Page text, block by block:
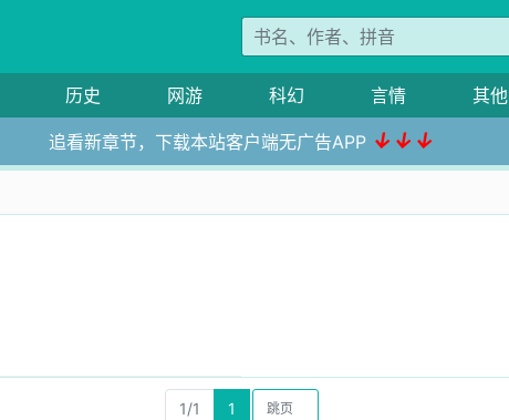
历史 网游 科幻 言情 其他
追看新章节，下载本站客户端无广告APP ↓↓↓
1/1 1